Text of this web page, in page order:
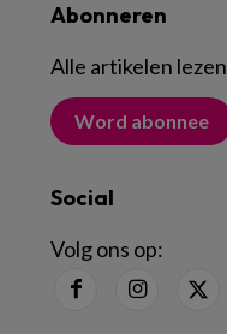
Abonneren
Alle artikelen lezen
Word abonnee
Social
Volg ons op: